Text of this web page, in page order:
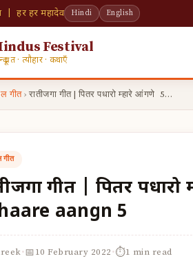
| हर हर महादेव Hindi English
Festival
व्रत · त्यौहार · कथाएँ
गीत › रातीजगा गीत | पितर पधारो म्हारे आंगणे 5…
गीत
गीत | पितर
aangn 5
·📅10 February 2022·⏱1 min read